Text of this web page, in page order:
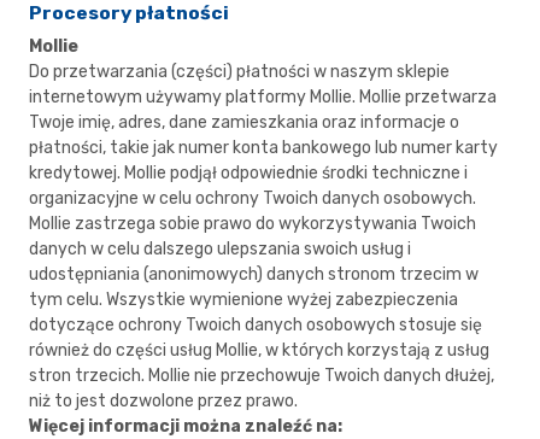
Procesory płatności
Mollie
Do przetwarzania (części) płatności w naszym sklepie
internetowym używamy platformy Mollie. Mollie przetwarza
Twoje imię, adres, dane zamieszkania oraz informacje o
płatności, takie jak numer konta bankowego lub numer karty
kredytowej. Mollie podjął odpowiednie środki techniczne i
organizacyjne w celu ochrony Twoich danych osobowych.
Mollie zastrzega sobie prawo do wykorzystywania Twoich
danych w celu dalszego ulepszania swoich usług i
udostępniania (anonimowych) danych stronom trzecim w
tym celu. Wszystkie wymienione wyżej zabezpieczenia
dotyczące ochrony Twoich danych osobowych stosuje się
również do części usług Mollie, w których korzystają z usług
stron trzecich. Mollie nie przechowuje Twoich danych dłużej,
niż to jest dozwolone przez prawo.
Więcej informacji można znaleźć na: